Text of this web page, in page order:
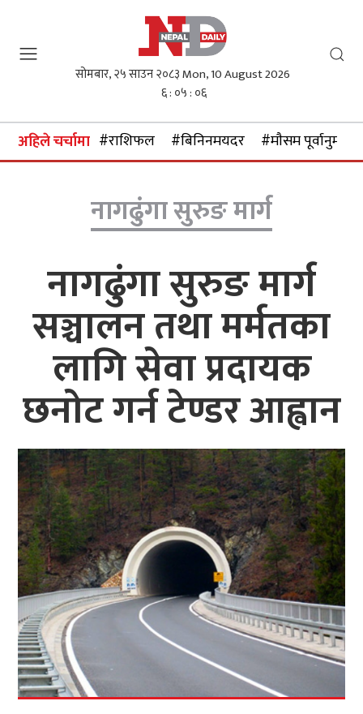
सोमबार, २५ साउन २०८३Mon, 10 August 2026
६ : ०५ : ०७
अहिले चर्चामा #राशिफल #बिनिनमयदर #माैसम पूर्वानुमान
नागढुंगा सुरुङ मार्ग
नागढुंगा सुरुङ मार्ग
सञ्चालन तथा मर्मतका
लागि सेवा प्रदायक
छनोट गर्न टेण्डर आह्वान